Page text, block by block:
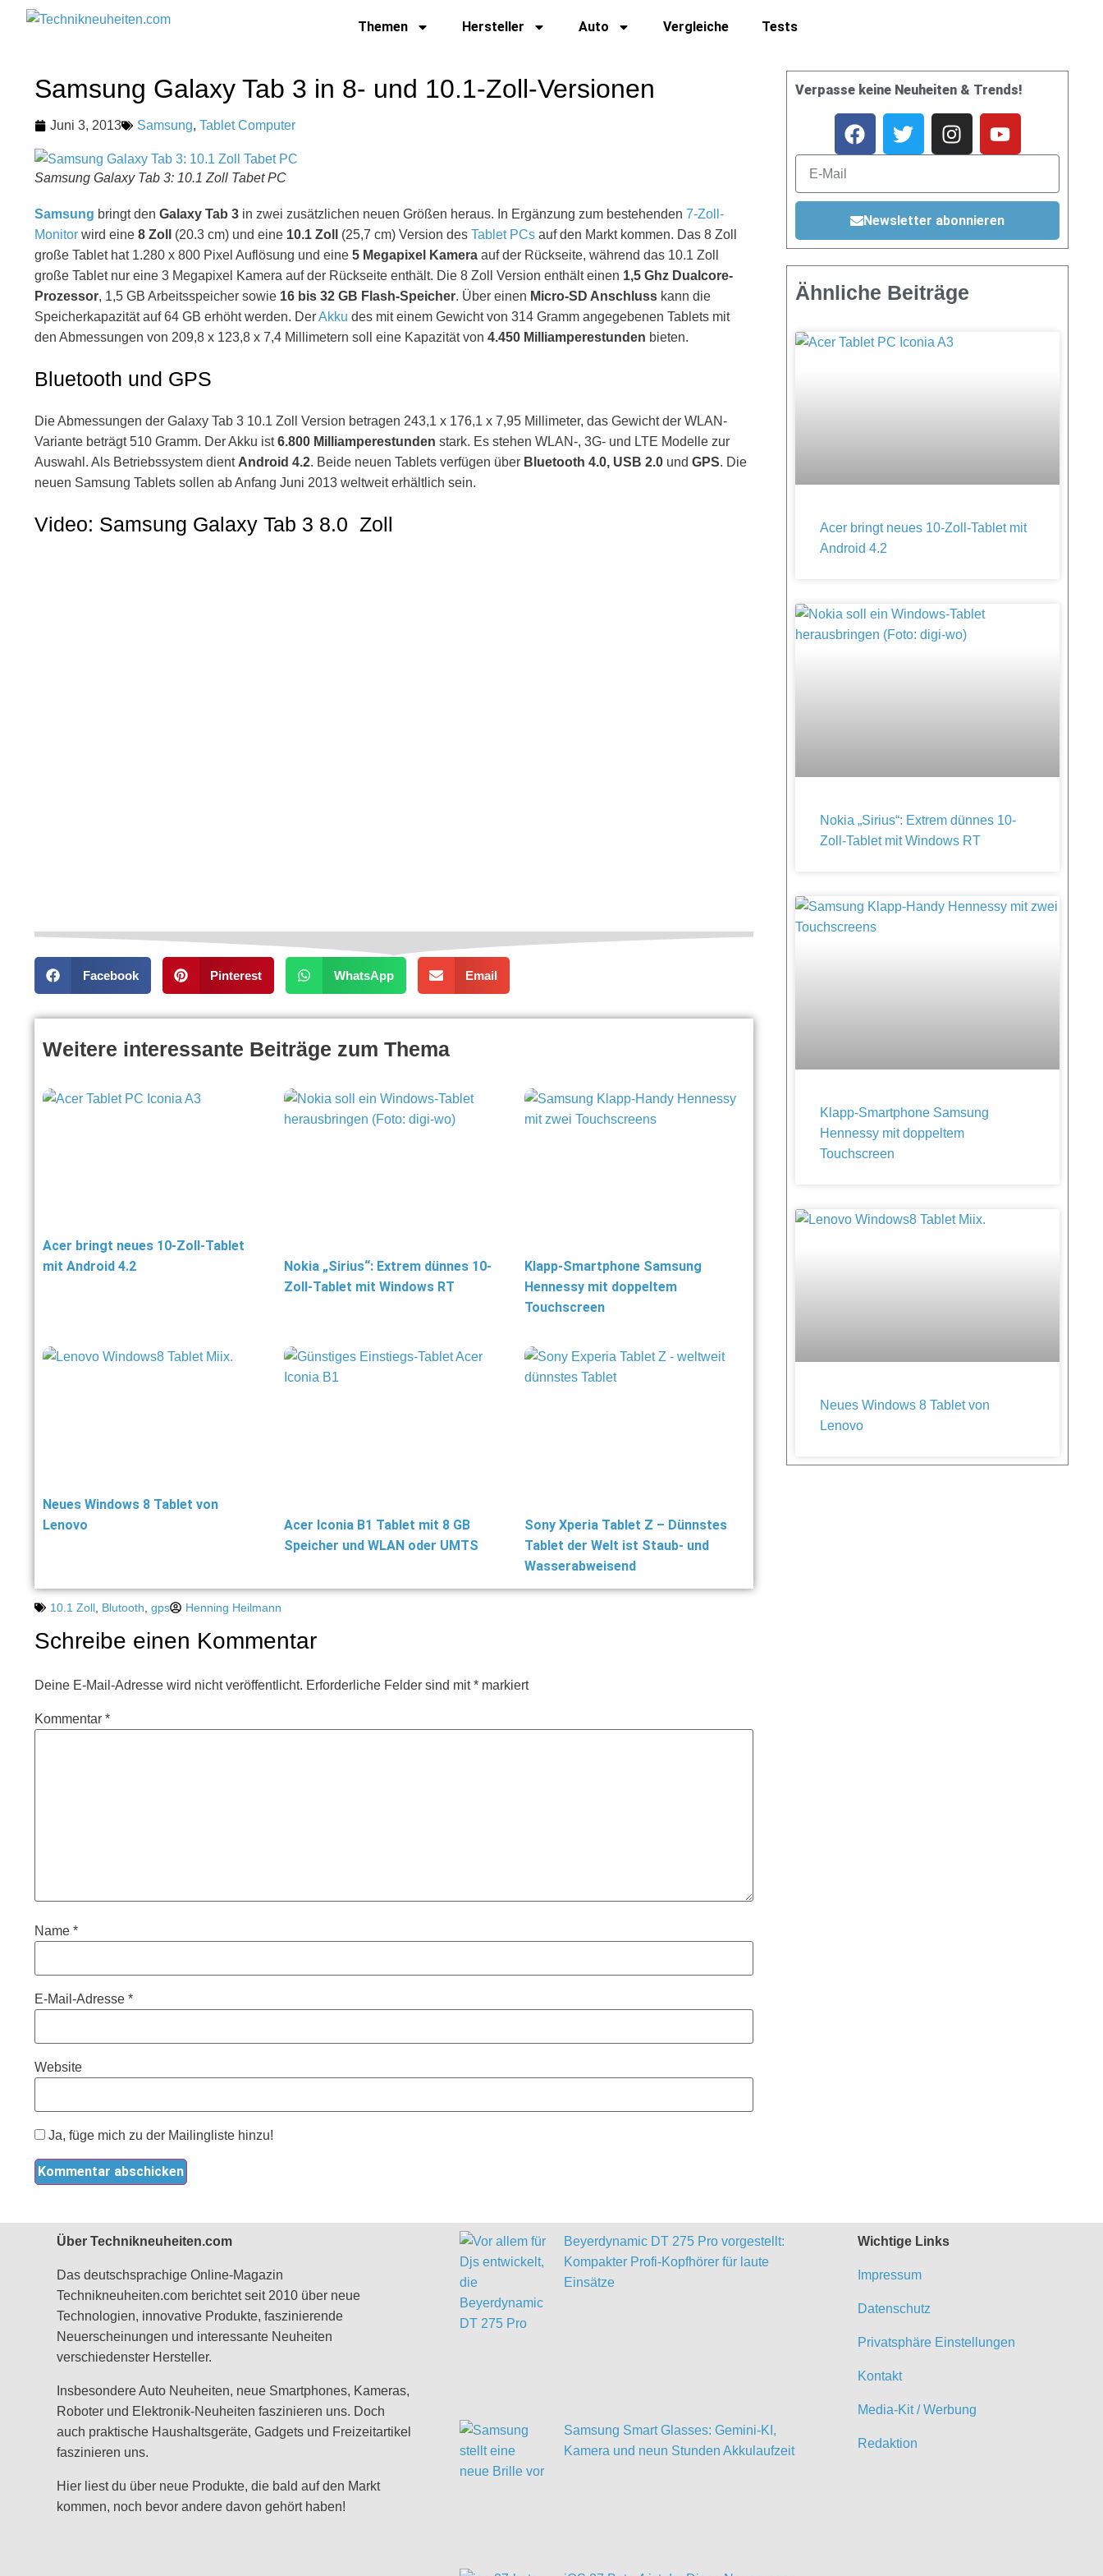
Themen Hersteller Auto Vergleiche Tests
Samsung Galaxy Tab 3 in 8- und 10.1-Zoll-Versionen
Juni 3, 2013 Samsung, Tablet Computer
Samsung Galaxy Tab 3: 10.1 Zoll Tabet PC
Samsung bringt den Galaxy Tab 3 in zwei zusätzlichen neuen Größen heraus. In Ergänzung zum bestehenden 7-Zoll-
Monitor wird eine 8 Zoll (20.3 cm) und eine 10.1 Zoll (25,7 cm) Version des Tablet PCs auf den Markt kommen. Das 8 Zoll
große Tablet hat 1.280 x 800 Pixel Auflösung und eine 5 Megapixel Kamera auf der Rückseite, während das 10.1 Zoll
große Tablet nur eine 3 Megapixel Kamera auf der Rückseite enthält. Die 8 Zoll Version enthält einen 1,5 Ghz Dualcore-
Prozessor, 1,5 GB Arbeitsspeicher sowie 16 bis 32 GB Flash-Speicher. Über einen Micro-SD Anschluss kann die
Speicherkapazität auf 64 GB erhöht werden. DerAkku des mit einem Gewicht von 314 Gramm angegebenen Tablets mit
den Abmessungen von 209,8 x 123,8 x 7,4 Millimetern soll eine Kapazität von 4.450 Milliamperestunden bieten.
Bluetooth und GPS
Die Abmessungen der Galaxy Tab 3 10.1 Zoll Version betragen 243,1 x 176,1 x 7,95 Millimeter, das Gewicht der WLAN-
Variante beträgt 510 Gramm. Der Akku ist6.800 Milliamperestunden stark. Es stehen WLAN-, 3G- und LTE Modelle zur
Auswahl. Als Betriebssystem dient Android 4.2. Beide neuen Tablets verfügen über Bluetooth 4.0, USB 2.0 und GPS. Die
neuen Samsung Tablets sollen ab Anfang Juni 2013 weltweit erhältlich sein.
Video: Samsung Galaxy Tab 3 8.0 Zoll
Facebook Pinterest WhatsApp Email
Weitere interessante Beiträge zum Thema
Acer bringt neues 10-Zoll-Tablet
mit Android 4.2
Nokia „Sirius“: Extrem dünnes 10-
Zoll-Tablet mit Windows RT
Klapp-Smartphone Samsung
Hennessy mit doppeltem
Touchscreen
Neues Windows 8 Tablet von
Lenovo
Acer Iconia B1 Tablet mit 8 GB
Speicher und WLAN oder UMTS
Sony Xperia Tablet Z – Dünnstes
Tablet der Welt ist Staub- und
Wasserabweisend
10.1 Zoll Blutooth gps Henning Heilmann
Schreibe einen Kommentar
Deine E-Mail-Adresse wird nicht veröffentlicht. Erforderliche Felder sind mit* markiert
Kommentar *
Name *
E-Mail-Adresse *
Website
Ja, füge mich zu der Mailingliste hinzu!
Verpasse keine Neuheiten & Trends!
Newsletter abonnieren
Ähnliche Beiträge
Acer bringt neues 10-Zoll-Tablet mit
Android 4.2
Nokia „Sirius“: Extrem dünnes 10-
Zoll-Tablet mit Windows RT
Klapp-Smartphone Samsung
Hennessy mit doppeltem
Touchscreen
Neues Windows 8 Tablet von
Lenovo
Über Technikneuheiten.com
Das deutschsprachige Online-Magazin
Technikneuheiten.com berichtet seit 2010 über neue
Technologien, innovative Produkte, faszinierende
Neuerscheinungen und interessante Neuheiten
verschiedenster Hersteller.
Insbesondere Auto Neuheiten, neue Smartphones, Kameras,
Roboter und Elektronik-Neuheiten faszinieren uns. Doch
auch praktische Haushaltsgeräte, Gadgets und Freizeitartikel
faszinieren uns.
Hier liest du über neue Produkte, die bald auf den Markt
kommen, noch bevor andere davon gehört haben!
Beyerdynamic DT 275 Pro vorgestellt:
Kompakter Profi-Kopfhörer für laute
Einsätze
Samsung Smart Glasses: Gemini-KI,
Kamera und neun Stunden Akkulaufzeit
Wichtige Links
Impressum
Datenschutz
Privatsphäre Einstellungen
Kontakt
Media-Kit / Werbung
Redaktion